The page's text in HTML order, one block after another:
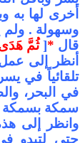
أخرى لها به
وسهولة . ولم
قال *
[ثُمَّ
أنظر إلى
تلقائياً في
في البحر،
سمكة بسمكة
وانظر إلى
حتى لتبدو